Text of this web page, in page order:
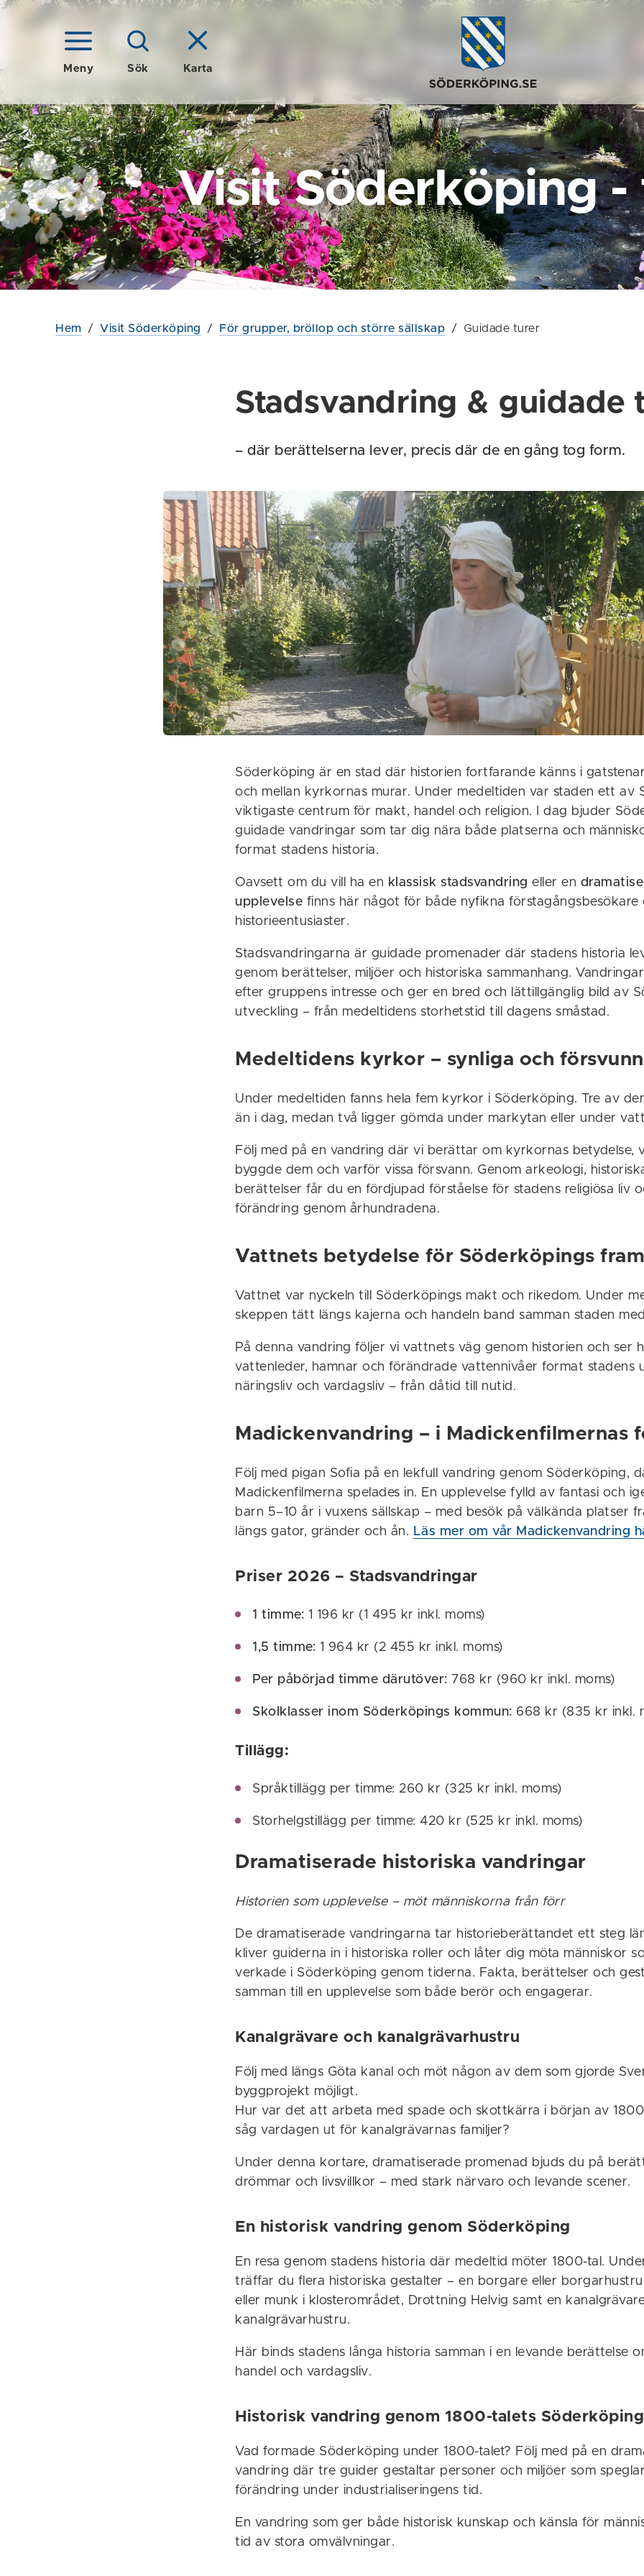
Meny Sök Karta
Visit Söderköping -
Hem / Visit Söderköping / För grupper, bröllop och större sällskap / Guidade turer
Stadsvandring & guidade
– där berättelserna lever, precis där de en gång tog form.
Söderköping är en stad där historien fortfarande känns i
och mellan kyrkornas murar. Under medeltiden var staden ett av
viktigaste centrum för makt, handel och religion. I dag bjuder
guidade vandringar som tar dig nära både platserna och
format stadens historia.
Oavsett om du vill ha en klassisk stadsvandring eller en
upplevelse finns här något för både nyfikna förstagångsbesökare
historieentusiaster.
Stadsvandringarna är guidade promenader där stadens historia
genom berättelser, miljöer och historiska sammanhang.
efter gruppens intresse och ger en bred och lättillgänglig bild av
utveckling – från medeltidens storhetstid till dagens småstad.
Medeltidens kyrkor – synliga och
Under medeltiden fanns hela fem kyrkor i Söderköping. Tre av
än i dag, medan två ligger gömda under markytan eller under
Följ med på en vandring där vi berättar om kyrkornas betydelse,
byggde dem och varför vissa försvann. Genom arkeologi,
berättelser får du en fördjupad förståelse för stadens religiösa liv
förändring genom århundradena.
Vattnets betydelse för Söderköpings
Vattnet var nyckeln till Söderköpings makt och rikedom. Under
skeppen tätt längs kajerna och handeln band samman staden
På denna vandring följer vi vattnets väg genom historien och ser
vattenleder, hamnar och förändrade vattennivåer format stadens
näringsliv och vardagsliv – från dåtid till nutid.
Madickenvandring – i Madickenfilmernas
Följ med pigan Sofia på en lekfull vandring genom Söderköping,
Madickenfilmerna spelades in. En upplevelse fylld av fantasi och
barn 5–10 år i vuxens sällskap – med besök på välkända platser
längs gator, gränder och ån. Läs mer om vår Madickenvandring
Priser 2026 – Stadsvandringar
1 timme: 1 196 kr (1 495 kr inkl. moms)
1,5 timme: 1 964 kr (2 455 kr inkl. moms)
Per påbörjad timme därutöver: 768 kr (960 kr inkl. moms)
Skolklasser inom Söderköpings kommun: 668 kr (835 kr inkl.
Tillägg:
Språktillägg per timme: 260 kr (325 kr inkl. moms)
Storhelgstillägg per timme: 420 kr (525 kr inkl. moms)
Dramatiserade historiska vandringar
Historien som upplevelse – möt människorna från förr
De dramatiserade vandringarna tar historieberättandet ett steg
kliver guiderna in i historiska roller och låter dig möta människor
verkade i Söderköping genom tiderna. Fakta, berättelser och
samman till en upplevelse som både berör och engagerar.
Kanalgrävare och kanalgrävarhustru
Följ med längs Göta kanal och möt någon av dem som gjorde
byggprojekt möjligt.
Hur var det att arbeta med spade och skottkärra i början av
såg vardagen ut för kanalgrävarnas familjer?
Under denna kortare, dramatiserade promenad bjuds du på
drömmar och livsvillkor – med stark närvaro och levande scener.
En historisk vandring genom Söderköping
En resa genom stadens historia där medeltid möter 1800-tal.
träffar du flera historiska gestalter – en borgare eller
eller munk i klosterområdet, Drottning Helvig samt en
kanalgrävarhustru.
Här binds stadens långa historia samman i en levande berättelse
handel och vardagsliv.
Historisk vandring genom 1800-talets Söderköping
Vad formade Söderköping under 1800-talet? Följ med på en
vandring där tre guider gestaltar personer och miljöer som
förändring under industrialiseringens tid.
En vandring som ger både historisk kunskap och känsla för
tid av stora omvälvningar.